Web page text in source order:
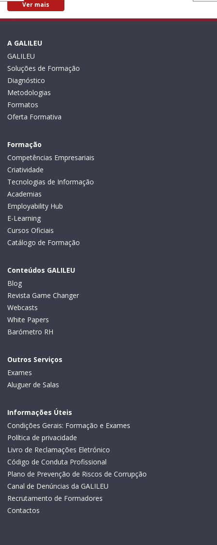
Ver mais
A GALILEU
GALILEU
Soluções de Formação
Diagnóstico
Metodologias
Formatos
Oferta Formativa
Formação
Competências Empresariais
Criatividade
Tecnologias de Informação
Academias
Employability Hub
E-Learning
Cursos Oficiais
Catálogo de Formação
Conteúdos GALILEU
Blog
Revista Game Changer
Webcasts
White Papers
Barómetro RH
Outros Serviços
Exames
Aluguer de Salas
Informações Úteis
Condições Gerais: Formação e Exames
Política de privacidade
Livro de Reclamações Eletrónico
Código de Conduta Profissional
Plano de Prevenção de Riscos de Corrupção
Canal de Denúncias da GALILEU
Recrutamento de Formadores
Contactos